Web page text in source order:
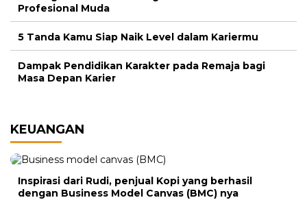
Profesional Muda
5 Tanda Kamu Siap Naik Level dalam Kariermu
Dampak Pendidikan Karakter pada Remaja bagi
Masa Depan Karier
KEUANGAN
Inspirasi dari Rudi, penjual Kopi yang berhasil
dengan Business Model Canvas (BMC) nya